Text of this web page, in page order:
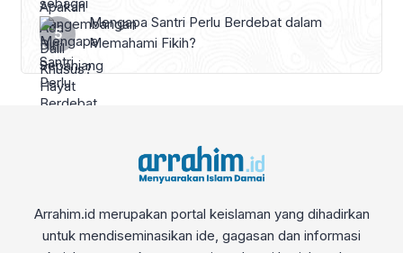
Mengapa Santri Perlu Berdebat dalam
Memahami Fikih?
Arrahim.id merupakan portal keislaman yang dihadirkan
untuk mendiseminasikan ide, gagasan dan informasi